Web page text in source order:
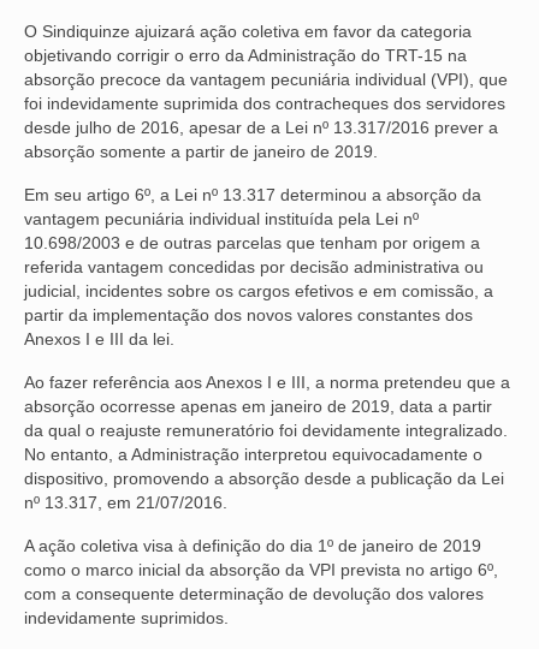
NOSSA HISTÓRIA
SUBSEDES
ARAÇATUBA
PRESIDENTE PRUDENTE
RIBEIRÃO PRETO
SÃO JOSÉ DOS CAMPOS
SÃO JOSÉ DO RIO PRETO
SOROCABA
NOTÍCIAS
VÍDEOS
CONVÊNIOS
O Sindiquinze ajuizará ação coletiva em favor da categoria
objetivando corrigir o erro da Administração do TRT-15 na
absorção precoce da vantagem pecuniária individual (VPI), que
foi indevidamente suprimida dos contracheques dos servidores
desde julho de 2016, apesar de a Lei nº 13.317/2016 prever a
absorção somente a partir de janeiro de 2019.
Em seu artigo 6º, a Lei nº 13.317 determinou a absorção da
vantagem pecuniária individual instituída pela Lei nº
10.698/2003 e de outras parcelas que tenham por origem a
referida vantagem concedidas por decisão administrativa ou
judicial, incidentes sobre os cargos efetivos e em comissão, a
partir da implementação dos novos valores constantes dos
Anexos I e III da lei.
Ao fazer referência aos Anexos I e III, a norma pretendeu que a
absorção ocorresse apenas em janeiro de 2019, data a partir
da qual o reajuste remuneratório foi devidamente integralizado.
No entanto, a Administração interpretou equivocadamente o
dispositivo, promovendo a absorção desde a publicação da Lei
nº 13.317, em 21/07/2016.
A ação coletiva visa à definição do dia 1º de janeiro de 2019
como o marco inicial da absorção da VPI prevista no artigo 6º,
com a consequente determinação de devolução dos valores
indevidamente suprimidos.